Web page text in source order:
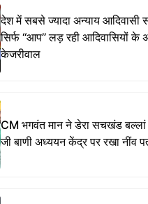
देश में सबसे ज्यादा अन्याय
सिर्फ ‘‘आप’’ लड़ रही आदिवासियों के
केजरीवाल
CM भगवंत मान ने डेरा सचखंड बल्लां
जी बाणी अध्ययन केंद्र पर रखा नींव